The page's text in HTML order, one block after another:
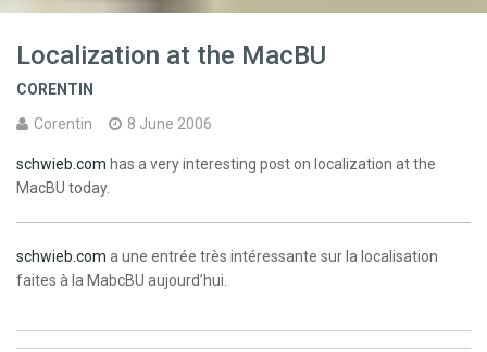
Localization at the MacBU
CORENTIN
Corentin
8 June 2006
schwieb.com has a very interesting post on localization at the
MacBU today.
schwieb.com a une entrée très intéressante sur la localisation
faites à la MabcBU aujourd’hui.